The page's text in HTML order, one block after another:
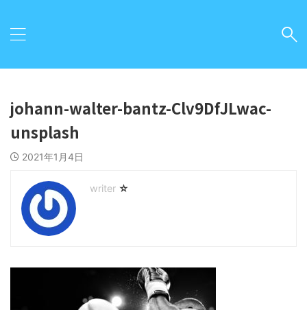
johann-walter-bantz-Clv9DfJLwac-
unsplash
2021年1月4日
☆